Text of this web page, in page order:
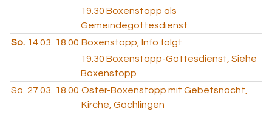
19.30 Boxenstopp als
Gemeindegottesdienst
So. 14.03. 18.00 Boxenstopp, Info folgt
19.30 Boxenstopp-Gottesdienst, Siehe
Boxenstopp
Sa. 27.03. 18.00 Oster-Boxenstopp mit Gebetsnacht,
Kirche, Gächlingen